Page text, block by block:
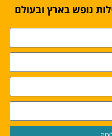
נופש בארץ ובעולם